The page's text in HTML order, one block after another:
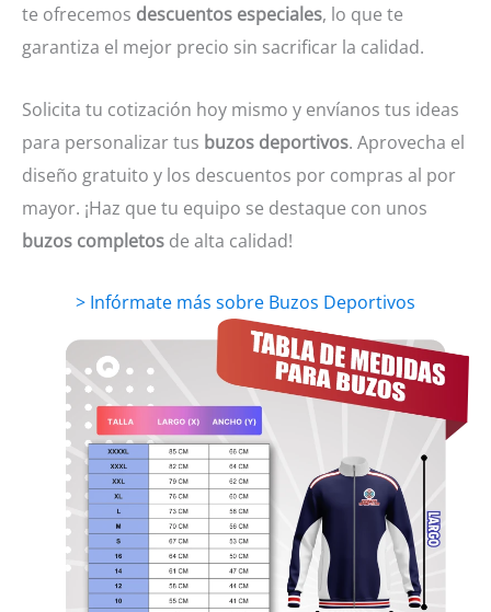
te ofrecemos descuentos especiales, lo que te
garantiza el mejor precio sin sacrificar la calidad.
Solicita tu cotización hoy mismo y envíanos tus ideas
para personalizar tus buzos deportivos. Aprovecha el
diseño gratuito y los descuentos por compras al por
mayor. ¡Haz que tu equipo se destaque con unos
buzos completos de alta calidad!
> Infórmate más sobre Buzos Deportivos